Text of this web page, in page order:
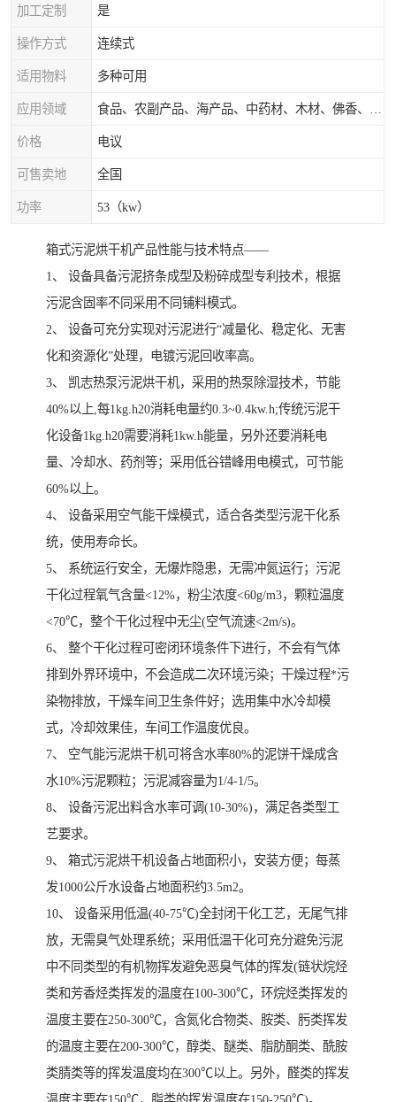
加工定制 是
操作方式 连续式
适用物料 多种可用
应用领域
价格 电议
可售卖地 全国
功率 53（kw）
箱式污泥烘干机产品性能与技术特点——
1、 设备具备污泥挤条成型及粉碎成型专利技术，根据
污泥含固率不同采用不同铺料模式。
2、 设备可充分实现对污泥进行“减量化、稳定化、无害
化和资源化”处理，电镀污泥回收率高。
3、 凯志热泵污泥烘干机，采用的热泵除湿技术，节能
40%以上,每1kg.h20消耗电量约0.3~0.4kw.h;传统污泥干
化设备1kg.h20需要消耗1kw.h能量，另外还要消耗电
量、冷却水、药剂等；采用低谷错峰用电模式，可节能
60%以上。
4、 设备采用空气能干燥模式，适合各类型污泥干化系
统，使用寿命长。
5、 系统运行安全，无爆炸隐患，无需冲氮运行；污泥
干化过程氧气含量<12%，粉尘浓度<60g/m3，颗粒温度
<70℃，整个干化过程中无尘(空气流速<2m/s)。
6、 整个干化过程可密闭环境条件下进行，不会有气体
排到外界环境中，不会造成二次环境污染；干燥过程*污
染物排放，干燥车间卫生条件好；选用集中水冷却模
式，冷却效果佳，车间工作温度优良。
7、 空气能污泥烘干机可将含水率80%的泥饼干燥成含
水10%污泥颗粒；污泥减容量为1/4-1/5。
8、 设备污泥出料含水率可调(10-30%)，满足各类型工
艺要求。
9、 箱式污泥烘干机设备占地面积小，安装方便；每蒸
发1000公斤水设备占地面积约3.5m2。
10、 设备采用低温(40-75℃)全封闭干化工艺，无尾气排
放，无需臭气处理系统；采用低温干化可充分避免污泥
中不同类型的有机物挥发避免恶臭气体的挥发(链状烷烃
类和芳香烃类挥发的温度在100-300℃，环烷烃类挥发的
温度主要在250-300℃，含氮化合物类、胺类、肟类挥发
的温度主要在200-300℃，醇类、醚类、脂肪酮类、酰胺
类腈类等的挥发温度均在300℃以上。另外，醛类的挥发